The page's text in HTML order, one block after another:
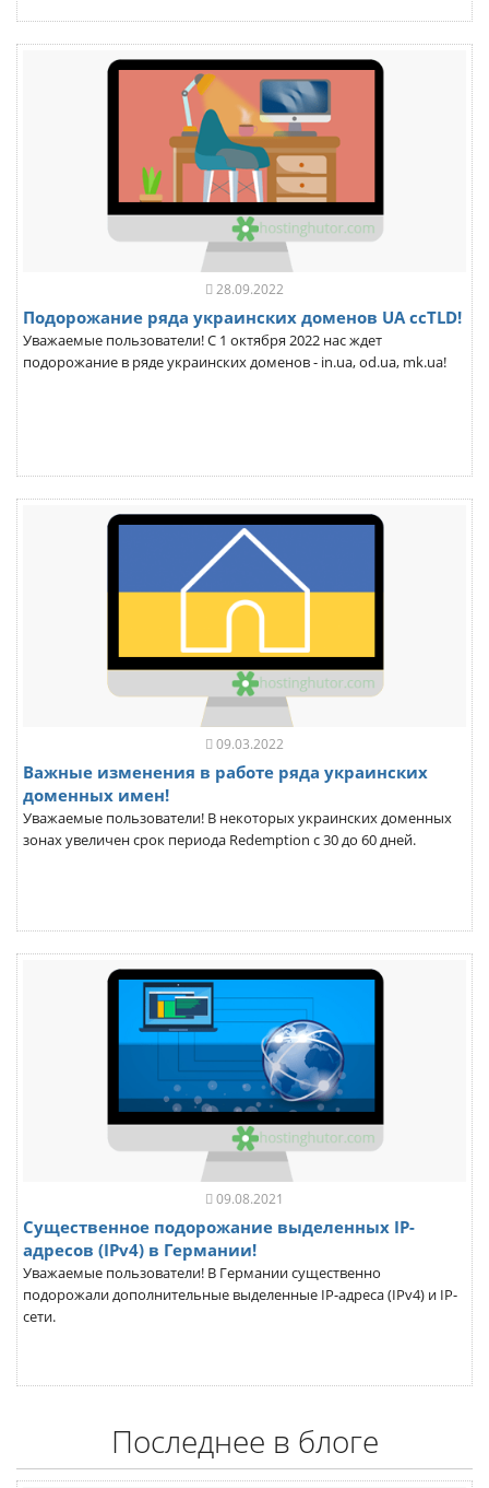
28.09.2022
Подорожание ряда украинских доменов UA ccTLD!
Уважаемые пользователи! С 1 октября 2022 нас ждет
подорожание в ряде украинских доменов - in.ua, od.ua, mk.ua!
09.03.2022
Важные изменения в работе ряда украинских
доменных имен!
Уважаемые пользователи! В некоторых украинских доменных
зонах увеличен срок периода Redemption с 30 до 60 дней.
09.08.2021
Существенное подорожание выделенных IP-
адресов (IPv4) в Германии!
Уважаемые пользователи! В Германии существенно
подорожали дополнительные выделенные IP-адреса (IPv4) и IP-
сети.
Последнее в блоге